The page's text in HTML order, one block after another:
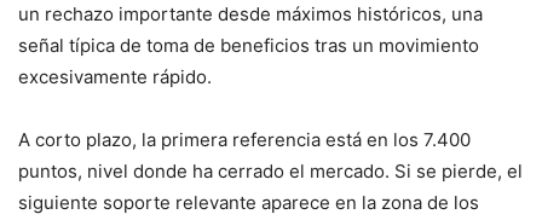
un rechazo importante desde máximos históricos, una
señal típica de toma de beneficios tras un movimiento
excesivamente rápido.
A corto plazo, la primera referencia está en los 7.400
puntos, nivel donde ha cerrado el mercado. Si se pierde, el
siguiente soporte relevante aparece en la zona de los